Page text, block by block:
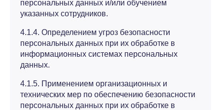
персональных данных и/или обучением
указанных сотрудников.
4.1.4. Определением угроз безопасности
персональных данных при их обработке в
информационных системах персональных
данных.
4.1.5. Применением организационных и
технических мер по обеспечению безопасности
персональных данных при их обработке в